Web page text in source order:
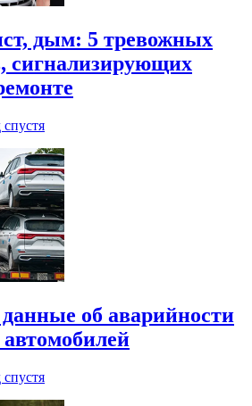
дым: 5 тревожных
сигнализирующих
спустя
об аварийности
спустя